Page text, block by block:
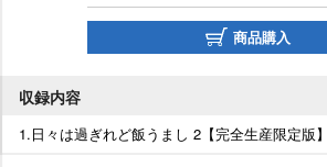
商品購入
収録内容
1.日々は過ぎれど飯うまし 2【完全生産限定版】